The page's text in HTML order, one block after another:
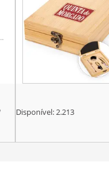
Disponível:2.213